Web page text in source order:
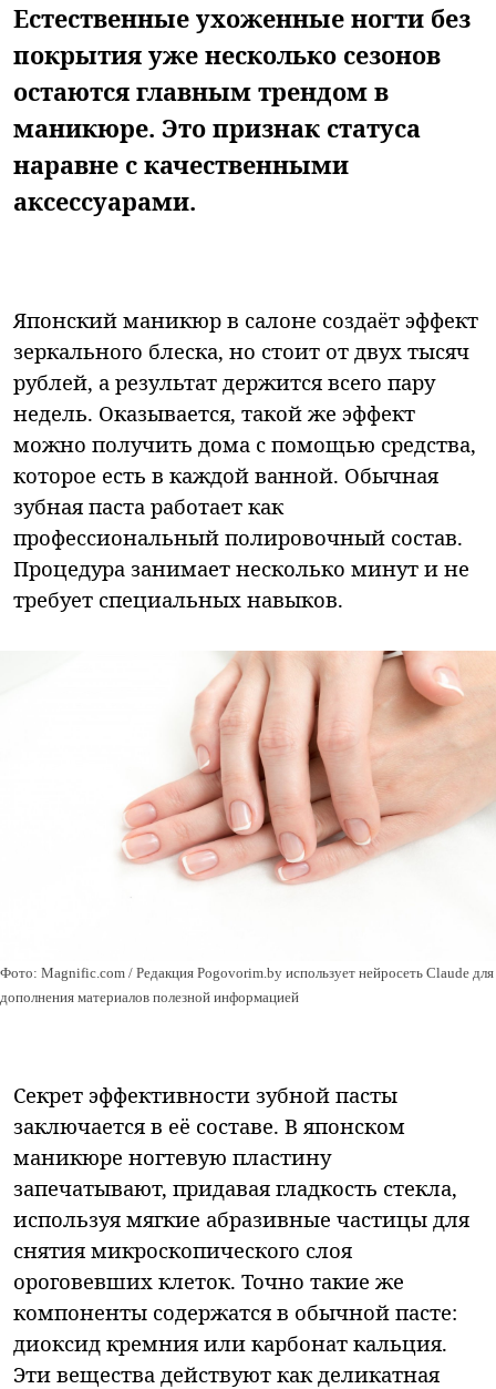
Естественные ухоженные ногти без
покрытия уже несколько сезонов
остаются главным трендом в
маникюре. Это признак статуса
наравне с качественными
аксессуарами.
Японский маникюр в салоне создаёт эффект
зеркального блеска, но стоит от двух тысяч
рублей, а результат держится всего пару
недель. Оказывается, такой же эффект
можно получить дома с помощью средства,
которое есть в каждой ванной. Обычная
зубная паста работает как
профессиональный полировочный состав.
Процедура занимает несколько минут и не
требует специальных навыков.
Фото: Magnific.com / Редакция Pogovorim.by использует нейросеть Claude для
дополнения материалов полезной информацией
Секрет эффективности зубной пасты
заключается в её составе. В японском
маникюре ногтевую пластину
запечатывают, придавая гладкость стекла,
используя мягкие абразивные частицы для
снятия микроскопического слоя
ороговевших клеток. Точно такие же
компоненты содержатся в обычной пасте:
диоксид кремния или карбонат кальция.
Эти вещества действуют как деликатная